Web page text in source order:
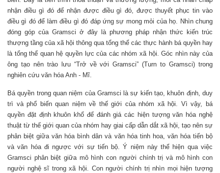
nhận điều gì đó để nhận được điều gì đó, được thuyết phục tin vào
điều gì đó để làm điều gì đó đáp ứng sự mong mỏi của họ. Nhìn chung
đóng góp của Gramsci ở đây là phương pháp nhận thức kiến trúc
thượng tầng của xã hội thông qua tổng thể các thực hành bá quyền hay
là tổng thể quan hệ quyền lực của các nhóm xã hội. Góc nhìn này của
ông tạo nên trào lưu “Trở về với Gramsci” (Turn to Gramsci) trong
nghiên cứu văn hóa Anh - Mĩ.
Bá quyền trong quan niệm của Gramsci là sự kiến tạo, khuôn định, duy
trì và phổ biến quan niệm về thế giới của nhóm xã hội. Vì vậy, bá
quyền đặt định khuôn khổ để đánh giá các hiện tượng văn hóa nghệ
thuật từ thế giới quan của nhóm hay giai cấp dẫn dắt xã hội, tạo nên sự
phân biệt giữa văn hóa bình dân và văn hóa tinh hoa, văn hóa tiến bộ
và văn hóa đi ngược với sự tiến bộ. Ý niệm này thể hiện qua việc
Gramsci phân biệt giữa mô hình con người chính trị và mô hình con
người nghệ sĩ trong xã hội. Con người chính trị nhìn mọi hiện tượng